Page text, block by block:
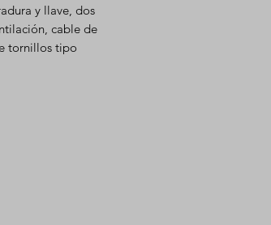
y llave, dos
cable de
tornillos tipo